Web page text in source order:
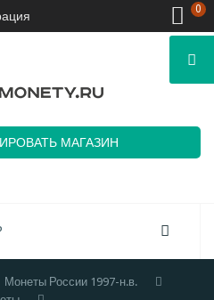
МАГАЗИН
Монеты России 1997-н.в.
0